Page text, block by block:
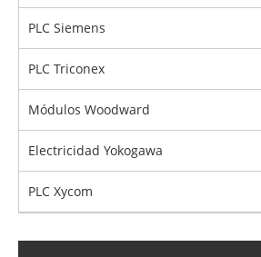
PLC Siemens
PLC Triconex
Módulos Woodward
Electricidad Yokogawa
PLC Xycom